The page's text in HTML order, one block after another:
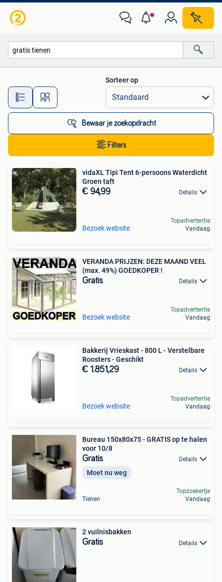
Alle afstanden…
Sorteer op
Bewaar je zoekopdracht
Filters
vidaXL Tipi Tent 6-persoons Waterdicht
Groen taft
€ 94,99 Details
Bezoek website
Topadvertentie
Vandaag
VERANDA PRIJZEN: DEZE MAAND VEEL
(max. 49%) GOEDKOPER !
Gratis Details
Bezoek website
Topadvertentie
Vandaag
Bakkerij Vrieskast - 800 L - Verstelbare
Roosters - Geschikt
€ 1.851,29 Details
Bezoek website
Topadvertentie
Vandaag
Bureau 150x80x75 - GRATIS op te halen
voor 10/8
Gratis Details
Moet nu weg
Tienen
Topzoekertje
Vandaag
2 vuilnisbakken
Gratis Details